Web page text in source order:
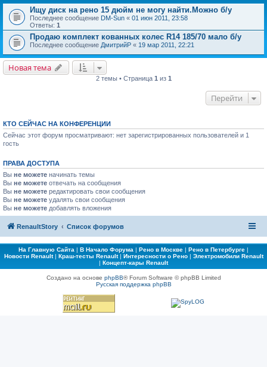
Ищу диск на рено 15 дюйм не могу найти.Можно б/у
Последнее сообщение DM-Sun « 01 июн 2011, 23:58
Ответы: 1
Продаю комплект кованных колес R14 185/70 мало б/у
Последнее сообщение ДмитрийР « 19 мар 2011, 22:21
Новая тема
2 темы • Страница 1 из 1
Перейти
КТО СЕЙЧАС НА КОНФЕРЕНЦИИ
Сейчас этот форум просматривают: нет зарегистрированных пользователей и 1
гость
ПРАВА ДОСТУПА
Вы не можете начинать темы
Вы не можете отвечать на сообщения
Вы не можете редактировать свои сообщения
Вы не можете удалять свои сообщения
Вы не можете добавлять вложения
RenaultStory Список форумов
На Главную Сайта | В Начало Форума | Рено в Москве | Рено в Петербурге |
Новости Renault| Краш-тесты Renault| Интересности о Рено| Электромобили Renault
| Концепт-кары Renault
Создано на основе phpBB® Forum Software © phpBB Limited
Русская поддержка phpBB